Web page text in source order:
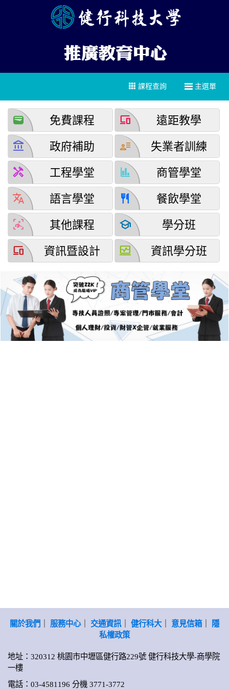
主選單
課程查詢
wallet 免費課程 devices 遠距教學
account_balance 政府補助 user_attributes 失業者訓練
handyman 工程學堂 finance 商管學堂
translate 語言學堂 restaurant 餐飲學堂
detection_and_zone 其他課程 school 學分班
devices 資訊暨設計 browse_activity 資訊學分班
關於我們 服務中心｜ 交通資訊｜ 健行科大｜ 意見信箱｜
隱
私權政策
地址：320312 桃園市中壢區健行路229號 健行科技大學-商學院
一樓
電話：03-4581196 分機 3771-3772